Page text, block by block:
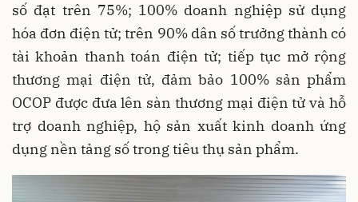
số đạt trên 75%; 100% doanh nghiệp sử dụng
hóa đơn điện tử; trên 90% dân số trưởng thành có
tài khoản thanh toán điện tử; tiếp tục mở rộng
thương mại điện tử, đảm bảo 100% sản phẩm
OCOP được đưa lên sàn thương mại điện tử và hỗ
trợ doanh nghiệp, hộ sản xuất kinh doanh ứng
dụng nền tảng số trong tiêu thụ sản phẩm.